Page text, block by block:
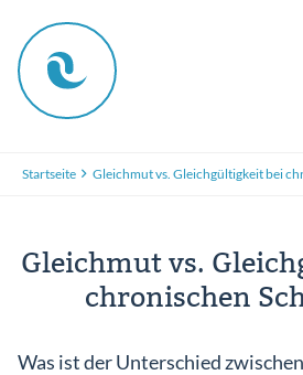
Startseite Gleichmut vs. Gleichgültigkeit bei
Gleichmut vs.
chronischen
Was ist der Unterschied zwischen